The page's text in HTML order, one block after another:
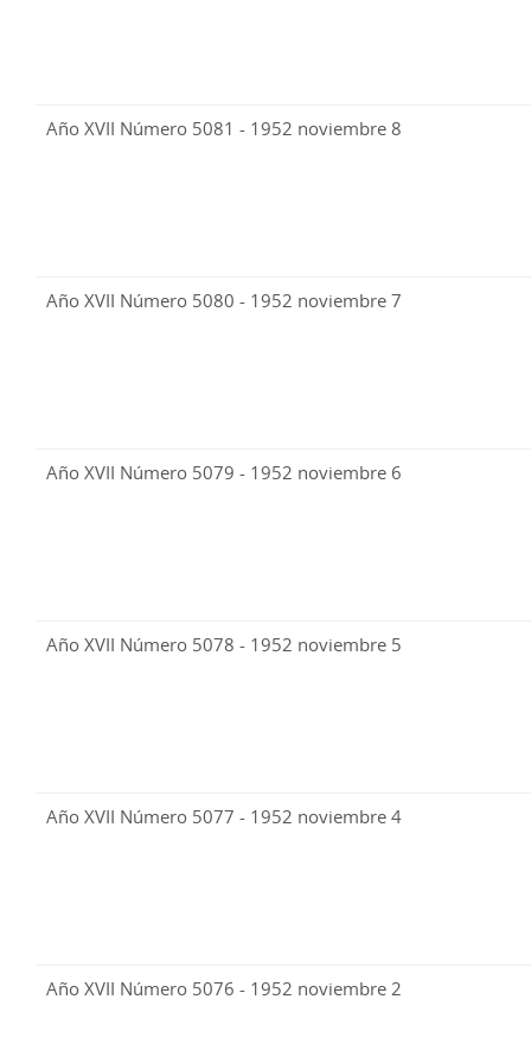
Año XVII Número 5081 - 1952 noviembre 8
Año XVII Número 5080 - 1952 noviembre 7
Año XVII Número 5079 - 1952 noviembre 6
Año XVII Número 5078 - 1952 noviembre 5
Año XVII Número 5077 - 1952 noviembre 4
Año XVII Número 5076 - 1952 noviembre 2